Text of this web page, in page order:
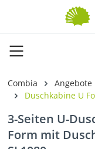
Zum Hauptinhalt
Combia Angebote
Duschkabine U
3-Seiten U-
Form mit